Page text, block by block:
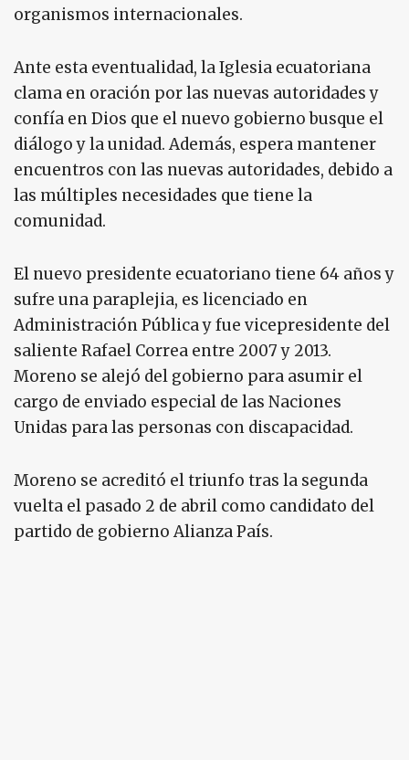
organismos internacionales.
Ante esta eventualidad, la Iglesia ecuatoriana
clama en oración por las nuevas autoridades y
confía en Dios que el nuevo gobierno busque el
diálogo y la unidad. Además, espera mantener
encuentros con las nuevas autoridades, debido a
las múltiples necesidades que tiene la
comunidad.
El nuevo presidente ecuatoriano tiene 64 años y
sufre una paraplejia, es licenciado en
Administración Pública y fue vicepresidente del
saliente Rafael Correa entre 2007 y 2013.
Moreno se alejó del gobierno para asumir el
cargo de enviado especial de las Naciones
Unidas para las personas con discapacidad.
Moreno se acreditó el triunfo tras la segunda
vuelta el pasado 2 de abril como candidato del
partido de gobierno Alianza País.